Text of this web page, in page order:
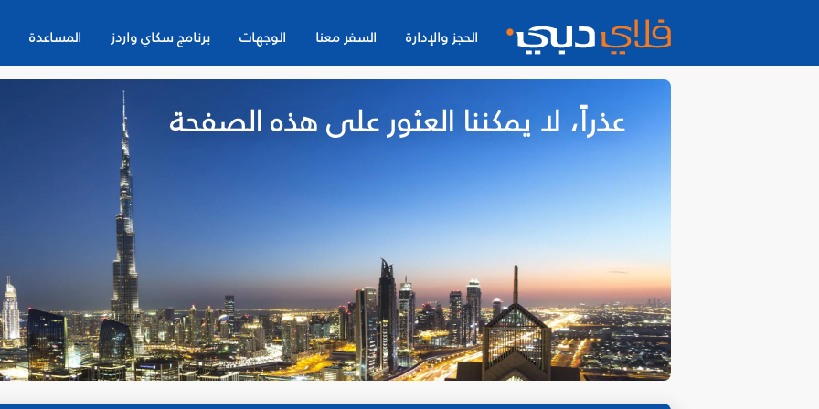
الحجز والإدارة السفر معنا الوجهات برنامج سكاي واردز المساعدة
عذراً، لا يمكننا العثور على هذه الصفحة